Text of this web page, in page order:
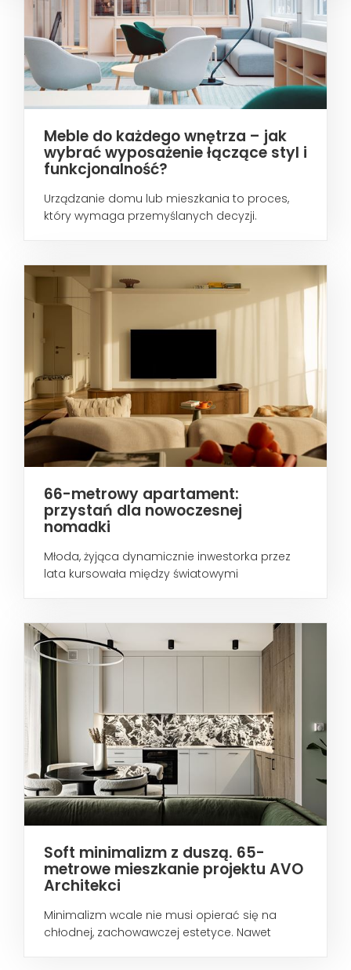
Meble do każdego wnętrza – jak
wybrać wyposażenie łączące styl i
funkcjonalność?
Urządzanie domu lub mieszkania to proces,
który wymaga przemyślanych decyzji.
66-metrowy apartament:
przystań dla nowoczesnej
nomadki
Młoda, żyjąca dynamicznie inwestorka przez
lata kursowała między światowymi
Soft minimalizm z duszą. 65-
metrowe mieszkanie projektu AVO
Architekci
Minimalizm wcale nie musi opierać się na
chłodnej, zachowawczej estetyce. Nawet